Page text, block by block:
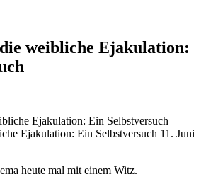
weibliche Ejakulation:
Ejakulation: Ein Selbstversuch 11. Juni
heute mal mit einem Witz.